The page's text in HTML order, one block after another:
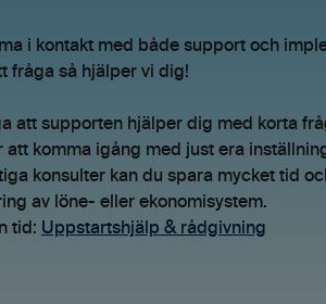
i kontakt med både support och
fråga så hjälper vi dig!
att supporten hjälper dig med korta
komma igång med just era
konsulter kan du spara mycket tid
av löne- eller ekonomisystem.
tid: Uppstartshjälp & rådgivning